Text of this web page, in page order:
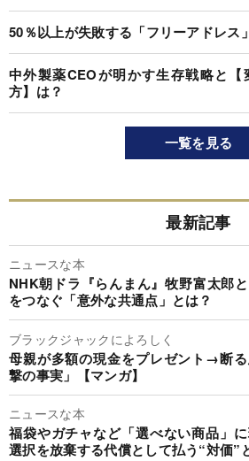
50％以上が失敗する「フリーアドレス
中外製薬CEOが明かす生存戦略と【
方】は？
一覧を見る
最新記事
ニュースな本
NHK朝ドラ『らんまん』牧野富太郎
をつなぐ「意外な共通点」とは？
ブラックジャックによろしく
母親が多額の現金をプレゼント→断
撃の事実」【マンガ】
ニュースな本
福袋やガチャなど「選べない商品」
選択を放棄する代償として払う“対価”